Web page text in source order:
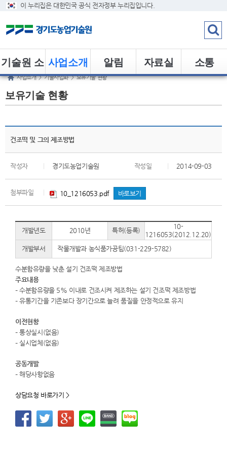
이 누리집은 대한민국 공식 전자정부 누리집입니다.
소통
자료실
알림
사업소개
기술원 소
개
사업소개 > 기술사업화 > 보유기술 현황
보유기술 현황
건조떡 및 그의 제조방법
작성자 경기도농업기술원 작성일 2014-09-03
첨부파일 10_1216053.pdf 바로보기
개발년도 2010년 특허(등록)
10-
1216053(2012.12.20)
개발부서
작물개발과 농식품가공팀(031-229-5782)
수분함유량을 낮춘 설기 건조떡 제조방법
주요내용
– 수분함유량을 5% 이내로 건조시켜 제조하는 설기 건조떡 제조방법
– 유통기간을 기존보다 장기간으로 늘려 품질을 안정적으로 유지
이전현황
– 통상실시(없음)
– 실시업체(없음)
공동개발
– 해당사항없음
상담요청 바로가기 >